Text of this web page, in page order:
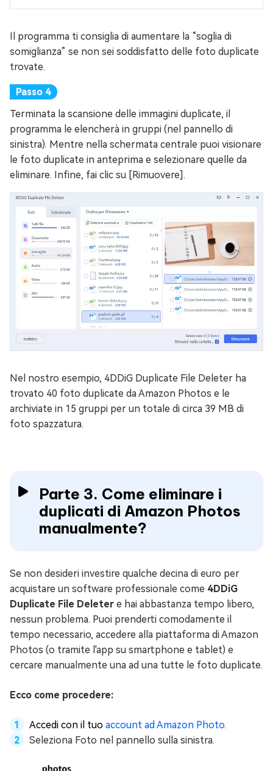
Il programma ti consiglia di aumentare la “soglia di
somiglianza” se non sei soddisfatto delle foto duplicate
trovate.
Terminata la scansione delle immagini duplicate, il
programma le elencherà in gruppi (nel pannello di
sinistra). Mentre nella schermata centrale puoi visionare
le foto duplicate in anteprima e selezionare quelle da
eliminare. Infine, fai clic su [Rimuovere].
Nel nostro esempio, 4DDiG Duplicate File Deleter ha
trovato 40 foto duplicate da Amazon Photos e le
archiviate in 15 gruppi per un totale di circa 39 MB di
foto spazzatura.
Parte 3. Come eliminare i
duplicati di Amazon Photos
manualmente?
Se non desideri investire qualche decina di euro per
acquistare un software professionale come 4DDiG
Duplicate File Deleter e hai abbastanza tempo libero,
nessun problema. Puoi prenderti comodamente il
tempo necessario, accedere alla piattaforma di Amazon
Photos (o tramite l'app su smartphone e tablet) e
cercare manualmente una ad una tutte le foto duplicate.
Ecco come procedere:
Accedi con il tuo account ad Amazon Photo.
Seleziona Foto nel pannello sulla sinistra.